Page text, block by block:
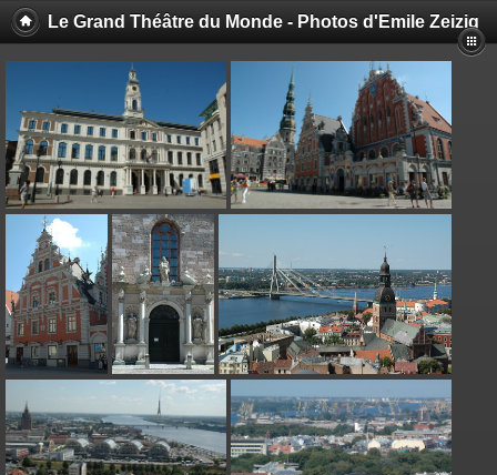
Le Grand Théâtre du Monde - Photos d'Emile Zeizig